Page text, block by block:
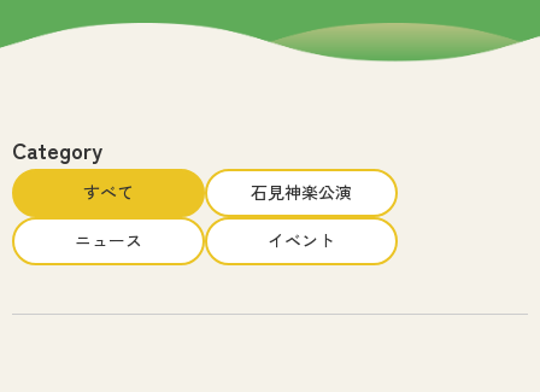
施設紹介
Category
すべて
石見神楽公演
ニュース
イベント